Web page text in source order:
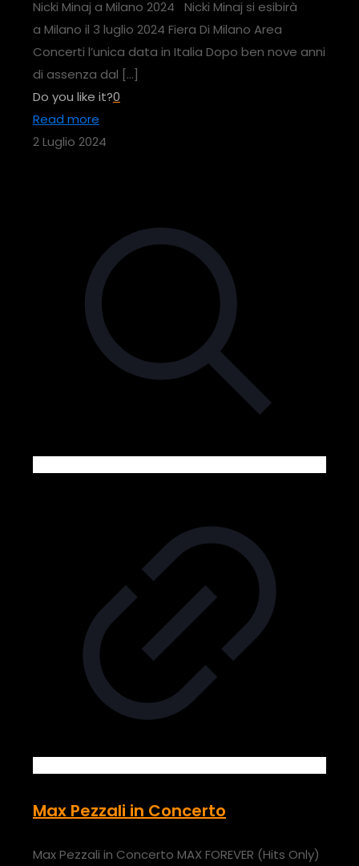
Nicki Minaj a Milano 2024 Nicki Minaj si esibirà
a Milano il 3 luglio 2024 Fiera Di Milano Area
Concerti l’unica data in Italia Dopo ben nove anni
di assenza dal […]
Do you like it?0
Read more
2 Luglio 2024
Max Pezzali in Concerto
Max Pezzali in Concerto MAX FOREVER (Hits Only)